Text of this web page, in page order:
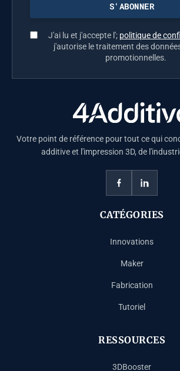
J'ai lu et j'accepte l'; politique de
j'autorise le traitement des
promotionnelles.
Votre point de référence pour tout ce qui
additive et l'impression 3D, de
CATÉGORIES
Innovations
Maker
Fabrication
Tutoriel
RESSOURCES
3DBooster